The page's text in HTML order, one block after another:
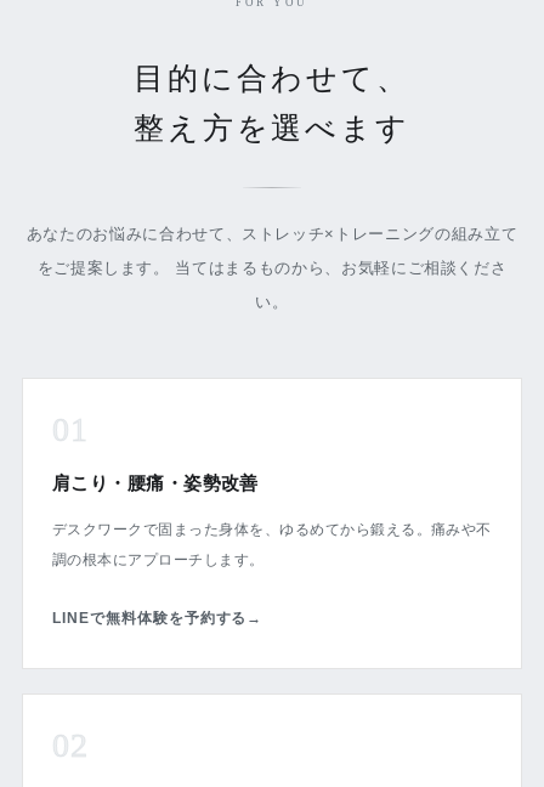
FOR YOU
目的に合わせて、
整え方を選べます
あなたのお悩みに合わせて、ストレッチ×トレーニングの組み立て
をご提案します。 当てはまるものから、お気軽にご相談くださ
い。
01
肩こり・腰痛・姿勢改善
デスクワークで固まった身体を、ゆるめてから鍛える。痛みや不
調の根本にアプローチします。
LINEで無料体験を予約する →
02